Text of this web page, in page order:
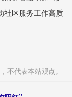
社区服务工作高质
不代表本站观点。